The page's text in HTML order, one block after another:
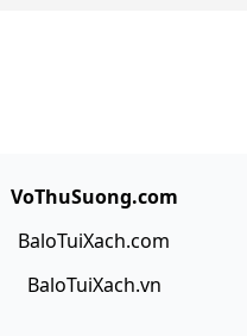
VoThuSuong.com
BaloTuiXach.com
BaloTuiXach.vn